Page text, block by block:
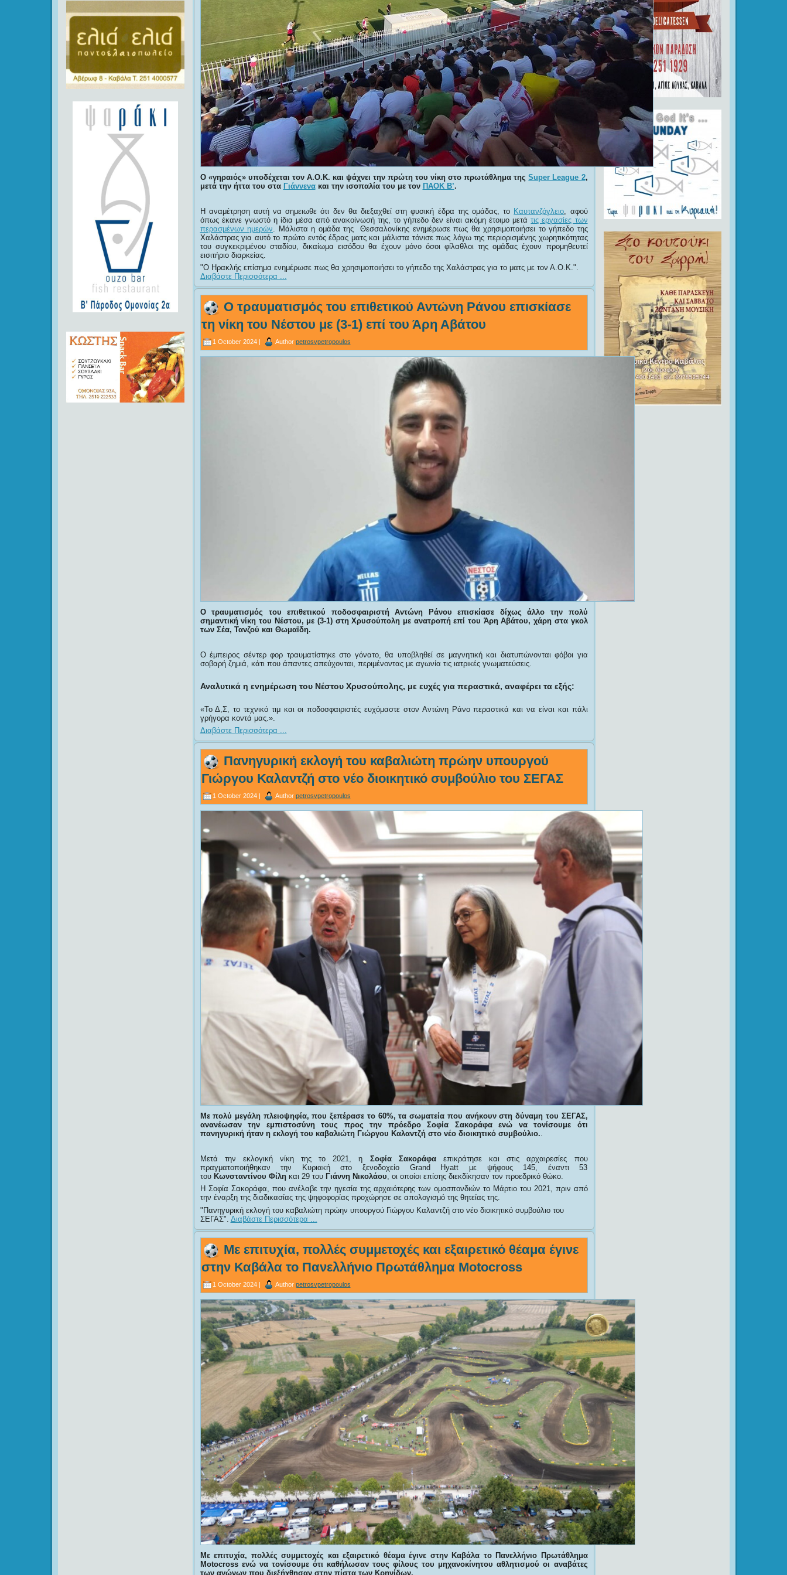
Ο «γηραιός» υποδέχεται τον Α.Ο.Κ. και ψάχνει την πρώτη του νίκη στο πρωτάθλημα τηςSuper League 2,
μετά την ήττα του στα Γιάννενακαι την ισοπαλία του με τον ΠΑΟΚ Β’.
Η αναμέτρηση αυτή να σημειωθε ότι δεν θα διεξαχθεί στη φυσική έδρα της ομάδας, το Καυτανζόγλειο , αφού
όπως έκανε γνωστό η ίδια μέσα από ανακοίνωσή της, το γήπεδο δεν είναι ακόμη έτοιμο μετάτις εργασίες των
περασμένων ημερών . Μάλιστα η ομάδα της Θεσσαλονίκης ενημέρωσε πως θα χρησιμοποιήσει το γήπεδο της
Χαλάστρας για αυτό το πρώτο εντός έδρας ματς και μάλιστα τόνισε πως λόγω της περιορισμένης χωρητικότητας
του συγκεκριμένου σταδίου, δικαίωμα εισόδου θα έχουν μόνο όσοι φίλαθλοι της ομάδας έχουν προμηθευτεί
εισιτήριο διαρκείας.
Ο Ηρακλής επίσημα ενημέρωσε πως θα χρησιμοποιήσει το γήπεδο της Χαλάστρας για το ματς με τον Α.Ο.Κ. .
Διαβάστε Περισσότερα ...
Ο τραυματισμός του επιθετικού Αντώνη Ράνου επισκίασε
τη νίκη του Νέστου με (3-1) επί του Άρη Αβάτου
1 October 2024 | Author petrosvpetropoulos
Ο τραυματισμός του επιθετικού ποδοσφαιριστή Αντώνη Ράνου επισκίασε δίχως άλλο την πολύ
σημαντική νίκη του Νέστου, με (3-1) στη Χρυσούπολη με ανατροπή επί του Άρη Αβάτου, χάρη στα γκολ
των Σέα, Τανζού και Θωμαϊδη.
Ο έμπειρος σέντερ φορ τραυματίστηκε στο γόνατο, θα υποβληθεί σε μαγνητική και διατυπώνονται φόβοι για
σοβαρή ζημιά, κάτι που άπαντες απεύχονται, περιμένοντας με αγωνία τις ιατρικές γνωματεύσεις.
Αναλυτικά η ενημέρωση του Νέστου Χρυσούπολης, με ευχές για περαστικά, αναφέρει τα εξής:
«Το Δ,Σ, το τεχνικό τιμ και οι ποδοσφαιριστές ευχόμαστε στον Αντώνη Ράνο περαστικά και να είναι και πάλι
γρήγορα κοντά μας.».
Διαβάστε Περισσότερα ...
Πανηγυρική εκλογή του καβαλιώτη πρώην υπουργού
Γιώργου Καλαντζή στο νέο διοικητικό συμβούλιο του ΣΕΓΑΣ
1 October 2024 | Author petrosvpetropoulos
Με πολύ μεγάλη πλειοψηφία, που ξεπέρασε το 60%, τα σωματεία που ανήκουν στη δύναμη του ΣΕΓΑΣ,
ανανέωσαν την εμπιστοσύνη τους προς την πρόεδρο
Σοφία
Σακοράφα ενώ να τονίσουμε ότι
πανηγυρική ήταν η εκλογή του καβαλιώτη Γιώργου Καλαντζή στο νέο διοικητικό συμβούλιο.
Μετά την εκλογική νίκη της το 2021, η Σοφία Σακοράφαεπικράτησε και στις αρχαιρεσίες που
πραγματοποιήθηκαν την Κυριακή στο ξενοδοχείο Grand Hyatt με ψήφους 145, έναντι 53
του Κωνσταντίνου Φίληκαι 29 του Γιάννη Νικολάου , οι οποίοι επίσης διεκδίκησαν τον προεδρικό θώκο.
Η Σοφία Σακοράφα, που ανέλαβε την ηγεσία της αρχαιότερης των ομοσπονδιών το Μάρτιο του 2021, πριν από
την έναρξη της διαδικασίας της ψηφοφορίας προχώρησε σε απολογισμό της θητείας της.
Πανηγυρική εκλογή του καβαλιώτη πρώην υπουργού Γιώργου Καλαντζή στο νέο διοικητικό συμβούλιο του
ΣΕΓΑΣ
Διαβάστε Περισσότερα ...
Με επιτυχία, πολλές συμμετοχές και εξαιρετικό θέαμα έγινε
στην Καβάλα το Πανελλήνιο Πρωτάθλημα Motocross
1 October 2024 | Author petrosvpetropoulos
Με επιτυχία, πολλές συμμετοχές και εξαιρετικό θέαμα έγινε στην Καβάλα το Πανελλήνιο Πρωτάθλημα
Motocross ενώ να τονίσουμε ότι καθήλωσαν τους φίλους του μηχανοκίνητου αθλητισμού οι αναβάτες
των αγώνων που διεξήχθησαν στην πίστα των Κρηνίδων.